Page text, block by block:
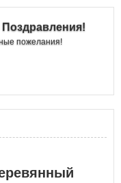
Поздравления!
пожелания!